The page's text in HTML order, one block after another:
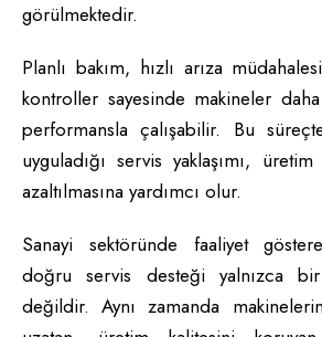
görülmektedir.
Planlı bakım, hızlı arıza
kontroller sayesinde makineler
performansla çalışabilir. Bu
uyguladığı servis yaklaşımı,
azaltılmasına yardımcı olur.
Sanayi sektöründe faaliyet
doğru servis desteği yalnızca
değildir. Aynı zamanda